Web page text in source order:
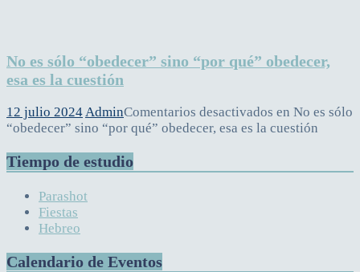
No es sólo “obedecer” sino “por qué” obedecer,
esa es la cuestión
12 julio 2024AdminComentarios desactivados en No es sólo
“obedecer” sino “por qué” obedecer, esa es la cuestión
Tiempo de estudio
Parashot
Fiestas
Hebreo
Calendario de Eventos